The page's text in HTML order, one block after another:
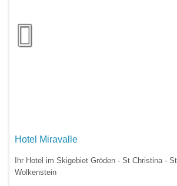
Hotel Miravalle
Ihr Hotel im Skigebiet Gröden - St Christina -
Wolkenstein